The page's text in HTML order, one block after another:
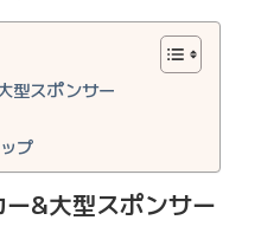
型スポンサー
プ
&大型スポンサー